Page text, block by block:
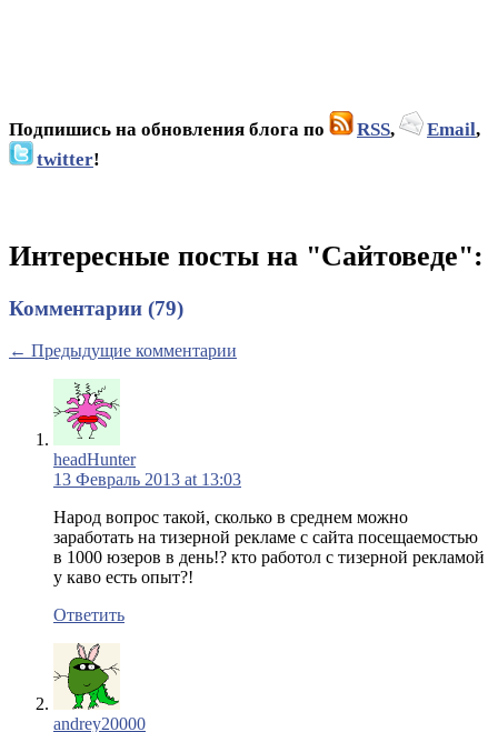
Подпишись на обновления блога по RSS, Email,
twitter!
Интересные посты на "Сайтоведе":
Комментарии (79)
← Предыдущие комментарии
headHunter
13 Февраль 2013 at 13:03
Народ вопрос такой, сколько в среднем можно
заработать на тизерной рекламе с сайта посещаемостью
в 1000 юзеров в день!? кто работол с тизерной рекламой
у каво есть опыт?!
Ответить
andrey20000